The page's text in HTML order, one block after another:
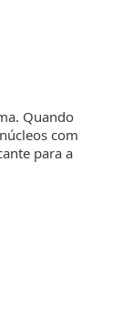
Quando
com
para a